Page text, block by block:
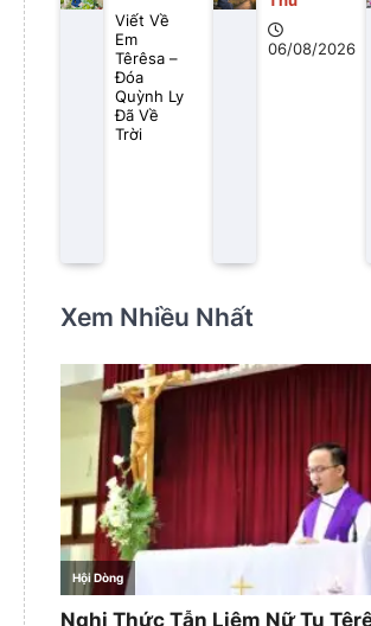
Viết Về
Em
Têrêsa –
Đóa
Quỳnh Ly
Đã Về
Trời
06/08/2026
Xem Nhiều Nhất